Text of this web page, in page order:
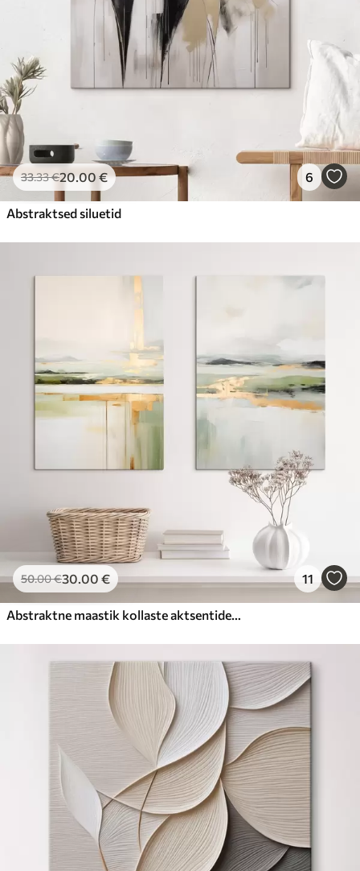
33.33€20.00 € 6
Abstraktsed siluetid
50.00€30.00 € 11
Abstraktne maastik kollaste aktsentidega, minimalistlik kompositsioon maast, veest ja taevast, vaoshoitud värvidega